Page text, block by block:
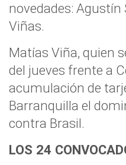
novedades: Agustín
Viñas.
Matías Viña, quien
del jueves frente a
acumulación de
Barranquilla el
contra Brasil.
LOS 24